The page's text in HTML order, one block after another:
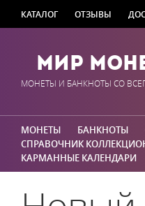
КАТАЛОГ ОТЗЫВЫ
Мир
МОНЕТЫ И БАНКНОТЫ СО
МОНЕТЫ БАНКНОТЫ
СПРАВОЧНИК
КАРМАННЫЕ КАЛЕНДАРИ